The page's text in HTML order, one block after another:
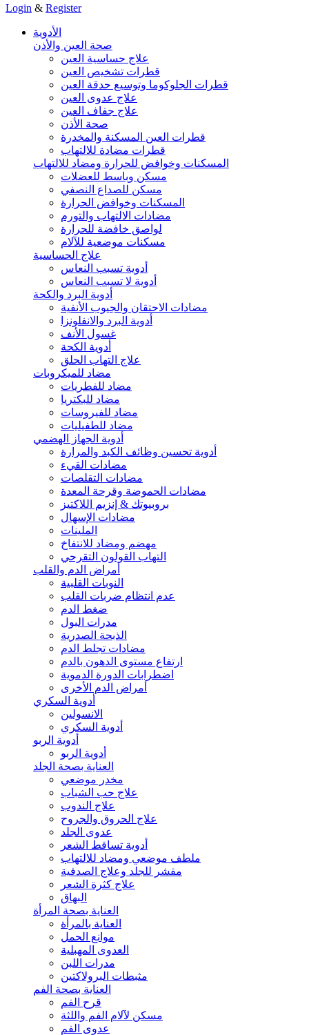
Login & Register
الأدوية
صحة العين والأذن
علاج حساسية العين
قطرات تشخيص العين
قطرات الجلوكوما وتوسيع حدقة العين
علاج عدوى العين
علاج جفاف العين
صحة الأذن
قطرات العين المسكنة والمخدرة
قطرات مضادة للالتهاب
المسكنات وخوافض للحرارة ومضاد للالتهاب
مسكن وباسط للعضلات
مسكن للصداع النصفي
المسكنات وخوافض الحرارة
مضادات الالتهاب والتورم
لواصق خافضة للحرارة
مسكنات موضعية للآلام
علاج الحساسية
أدوية تسبب النعاس
أدوية لا تسبب النعاس
أدوية البرد والكحة
مضادات الاحتقان والجيوب الأنفية
أدوية البرد والانفلونزا
غسول الأنف
أدوية الكحة
علاج التهاب الحلق
مضاد للميكروبات
مضاد للفطريات
مضاد للبكتريا
مضاد للفيروسات
مضاد للطفيليات
أدوية الجهاز الهضمي
أدوية تحسين وظائف الكبد والمرارة
مضادات القيء
مضادات التقلصات
مضادات الحموضة وقرحة المعدة
بروبيوتك & إنزيم اللاكتيز
مضادات الإسهال
الملينات
مهضم ومضاد للانتفاخ
التهاب القولون التقرحي
أمراض الدم والقلب
النوبات القلبية
عدم انتظام ضربات القلب
ضغط الدم
مدرات البول
الذبحة الصدرية
مضادات تجلط الدم
ارتفاع مستوى الدهون بالدم
اضطرابات الدورة الدموية
أمراض الدم الأخرى
أدوية السكري
الانسولين
أدوية السكري
أدوية الربو
أدوية الربو
العناية بصحة الجلد
مخدر موضعي
علاج حب الشباب
علاج الندوب
علاج الحروق والجروح
عدوى الجلد
أدوية تساقط الشعر
ملطف موضعي ومضاد للالتهاب
مقشر للجلد وعلاج الصدفية
علاج كثرة الشعر
البهاق
العناية بصحة المرأة
العناية بالمرأة
موانع الحمل
العدوى المهبلية
مدرات اللبن
مثبطات البرولاكتين
العناية بصحة الفم
قرح الفم
مسكن لآلام الفم واللثة
عدوى الفم